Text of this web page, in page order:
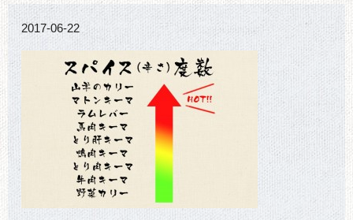
2017-06-22